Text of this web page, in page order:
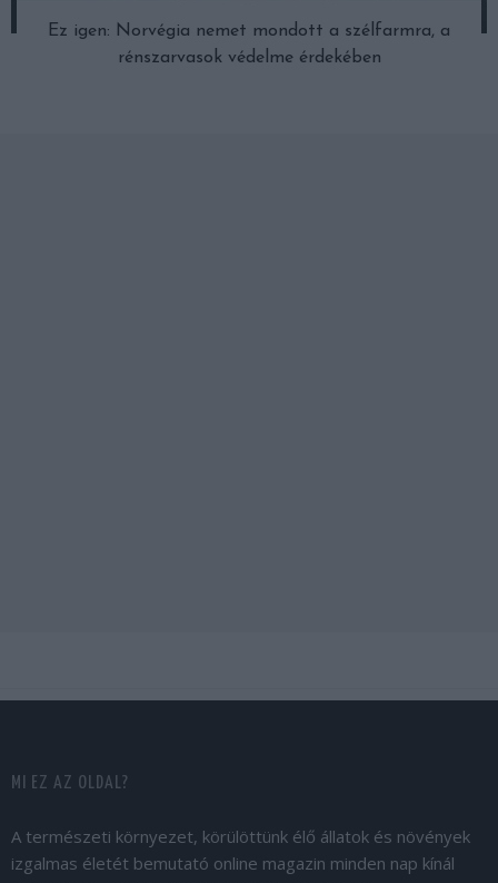
Ez igen: Norvégia nemet mondott a szélfarmra, a
rénszarvasok védelme érdekében
MI EZ AZ OLDAL?
A természeti környezet, körülöttünk élő állatok és növények
izgalmas életét bemutató online magazin minden nap kínál